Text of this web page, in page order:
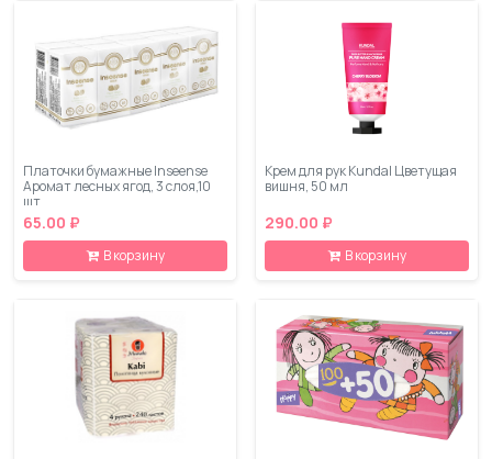
Платочки бумажные Inseense
Аромат лесных ягод, 3 слоя,10
шт
65.00 ₽
В корзину
Крем для рук Kundal Цветущая
вишня, 50 мл
290.00 ₽
В корзину